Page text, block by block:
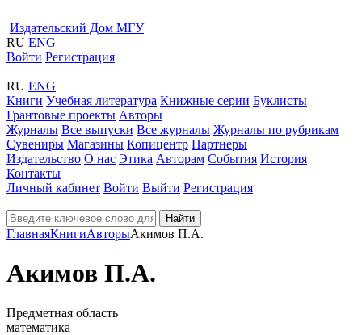
Издательский Дом МГУ
RU ENG
Войти Регистрация
RU ENG
Книги Учебная литература Книжные серии Буклисты
Грантовые проекты Авторы
Журналы Все выпуски Все журналы Журналы по рубрикам
Сувениры Магазины Копицентр Партнеры
Издательство О нас Этика Авторам События История
Контакты
Личный кабинет Войти Выйти Регистрация
Найти
ГлавнаяКнигиАвторыАкимов П.А.
Акимов П.А.
Предметная область
математика